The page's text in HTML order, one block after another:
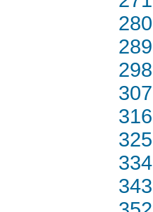
280
289
298
307
316
325
334
343